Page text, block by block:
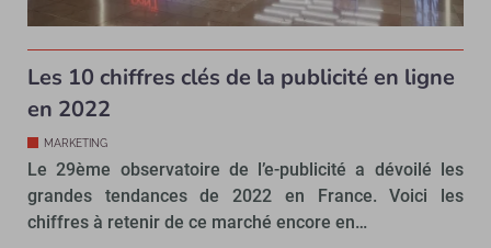
Les 10 chiffres clés de la publicité en ligne
en 2022
MARKETING
Le 29ème observatoire de l’e-publicité a dévoilé les
grandes tendances de 2022 en France. Voici les
chiffres à retenir de ce marché encore en…